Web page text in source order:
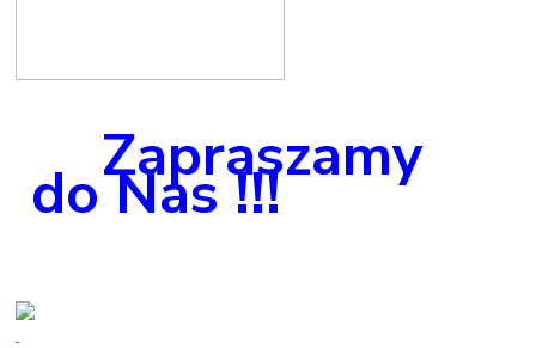
Zapraszamy
do Nas !!!